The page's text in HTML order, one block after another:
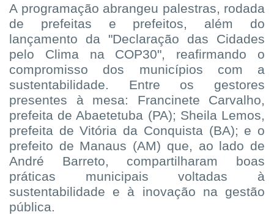
A programação abrangeu palestras, rodada
de prefeitas e prefeitos, além do
lançamento da "Declaração das Cidades
pelo Clima na COP30", reafirmando o
compromisso dos municípios com a
sustentabilidade. Entre os gestores
presentes à mesa: Francinete Carvalho,
prefeita de Abaetetuba (PA); Sheila Lemos,
prefeita de Vitória da Conquista (BA); e o
prefeito de Manaus (AM) que, ao lado de
André Barreto, compartilharam boas
práticas municipais voltadas à
sustentabilidade e à inovação na gestão
pública.